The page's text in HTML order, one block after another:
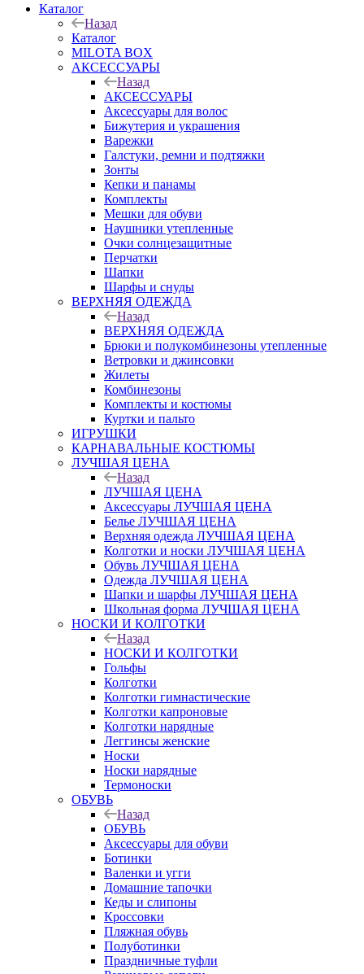
Каталог
Назад
Каталог
MILOTA BOX
АКСЕССУАРЫ
Назад
АКСЕССУАРЫ
Аксессуары для волос
Бижутерия и украшения
Варежки
Галстуки, ремни и подтяжки
Зонты
Кепки и панамы
Комплекты
Мешки для обуви
Наушники утепленные
Очки солнцезащитные
Перчатки
Шапки
Шарфы и снуды
ВЕРХНЯЯ ОДЕЖДА
Назад
ВЕРХНЯЯ ОДЕЖДА
Брюки и полукомбинезоны утепленные
Ветровки и джинсовки
Жилеты
Комбинезоны
Комплекты и костюмы
Куртки и пальто
ИГРУШКИ
КАРНАВАЛЬНЫЕ КОСТЮМЫ
ЛУЧШАЯ ЦЕНА
Назад
ЛУЧШАЯ ЦЕНА
Аксессуары ЛУЧШАЯ ЦЕНА
Белье ЛУЧШАЯ ЦЕНА
Верхняя одежда ЛУЧШАЯ ЦЕНА
Колготки и носки ЛУЧШАЯ ЦЕНА
Обувь ЛУЧШАЯ ЦЕНА
Одежда ЛУЧШАЯ ЦЕНА
Шапки и шарфы ЛУЧШАЯ ЦЕНА
Школьная форма ЛУЧШАЯ ЦЕНА
НОСКИ И КОЛГОТКИ
Назад
НОСКИ И КОЛГОТКИ
Гольфы
Колготки
Колготки гимнастические
Колготки капроновые
Колготки нарядные
Леггинсы женские
Носки
Носки нарядные
Термоноски
ОБУВЬ
Назад
ОБУВЬ
Аксессуары для обуви
Ботинки
Валенки и угги
Домашние тапочки
Кеды и слипоны
Кроссовки
Пляжная обувь
Полуботинки
Праздничные туфли